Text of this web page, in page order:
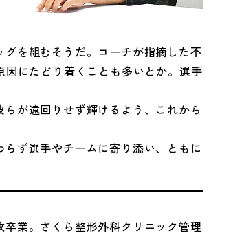
を組むそうだ。コーチが指摘した不
にたどり着くことも多いとか。選手
が遠回りせず輝けるよう、これから
ず選手やチームに寄り添い、ともに
業。さくら整形外科クリニック管理